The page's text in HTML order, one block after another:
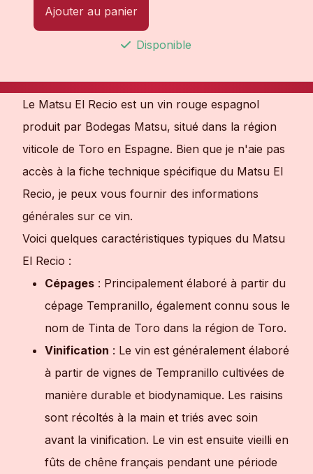
Ajouter au panier
Disponible
Le Matsu El Recio est un vin rouge espagnol
produit par Bodegas Matsu, situé dans la région
viticole de Toro en Espagne. Bien que je n'aie pas
accès à la fiche technique spécifique du Matsu El
Recio, je peux vous fournir des informations
générales sur ce vin.
Voici quelques caractéristiques typiques du Matsu
El Recio :
Cépages : Principalement élaboré à partir du
cépage Tempranillo, également connu sous le
nom de Tinta de Toro dans la région de Toro.
Vinification : Le vin est généralement élaboré
à partir de vignes de Tempranillo cultivées de
manière durable et biodynamique. Les raisins
sont récoltés à la main et triés avec soin
avant la vinification. Le vin est ensuite vieilli en
fûts de chêne français pendant une période